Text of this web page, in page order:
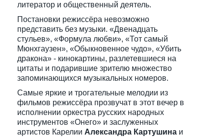
литератор и общественный деятель.
Постановки режиссёра невозможно
представить без музыки. «Двенадцать
стульев», «Формула любви», «Тот самый
Мюнхгаузен», «Обыкновенное чудо», «Убить
дракона» - кинокартины, разлетевшиеся на
цитаты и подарившие зрителю множество
запоминающихся музыкальных номеров.
Самые яркие и трогательные мелодии из
фильмов режиссёра прозвучат в этот вечер в
исполнении оркестра русских народных
инструментов «Онего» и заслуженных
артистов Карелии Александра Картушина и